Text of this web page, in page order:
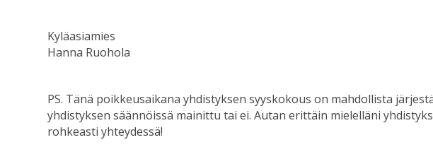
Kyläasiamies
Hanna Ruohola
PS. Tänä poikkeusaikana yhdistyksen syyskokous on mahdollista
yhdistyksen säännöissä mainittu tai ei. Autan erittäin mielelläni
rohkeasti yhteydessä!